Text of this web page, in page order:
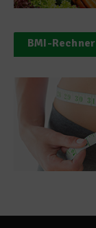
BMI-Rechner